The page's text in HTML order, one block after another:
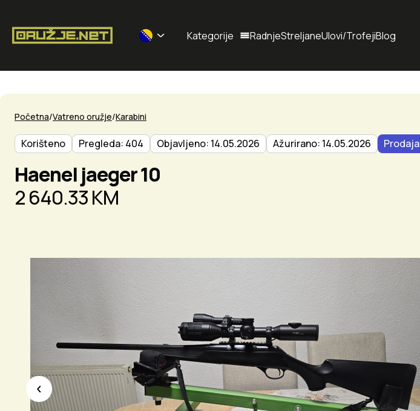
Selected currency: BAM
Kategorije RadnjeStreljaneUlovi/TrofejiBlog
Početna Vatreno oružje Karabini
Korišteno Pregleda: 404 Objavljeno: 14.05.2026 Ažurirano: 14.05.2026 Prodaja
Haenel jaeger 10
2 640.33 KM